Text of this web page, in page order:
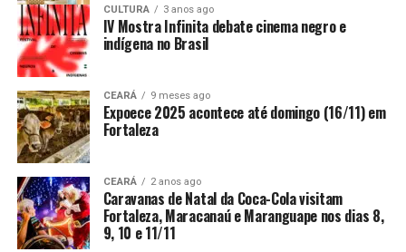
CULTURA 3 anos ago
IV Mostra Infinita debate cinema negro e
indígena no Brasil
CEARÁ 9 meses ago
Expoece 2025 acontece até domingo (16/11) em
Fortaleza
CEARÁ 2 anos ago
Caravanas de Natal da Coca-Cola visitam
Fortaleza, Maracanaú e Maranguape nos dias 8,
9, 10 e 11/11